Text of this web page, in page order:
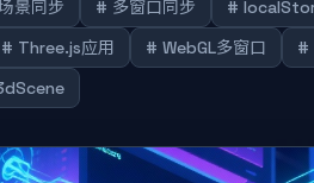
景同步 # 多窗口同步
#
# Three.js应用 # WebGL多窗口
#